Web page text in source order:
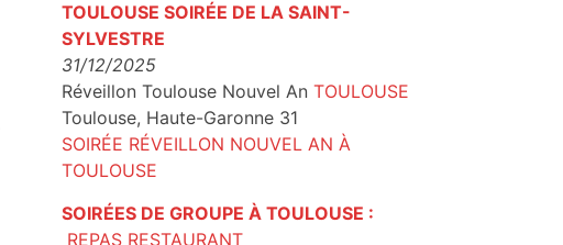
TOULOUSE SOIRÉE DE LA SAINT-
SYLVESTRE
31/12/2025
Réveillon Toulouse Nouvel An TOULOUSE
Toulouse, Haute-Garonne 31
SOIRÉE RÉVEILLON NOUVEL AN À
TOULOUSE
SOIRÉES DE GROUPE À TOULOUSE :
REPAS RESTAURANT